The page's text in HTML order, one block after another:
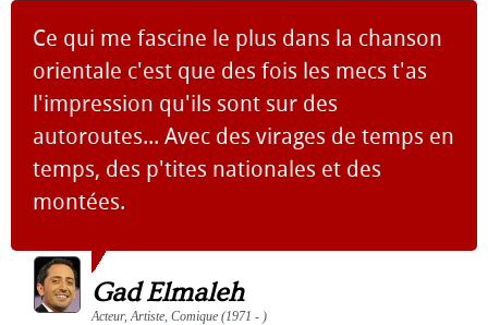
Ce qui me fascine le plus dans la chanson
orientale c'est que des fois les mecs t'as
l'impression qu'ils sont sur des
autoroutes... Avec des virages de temps en
temps, des p'tites nationales et des
montées.
Gad Elmaleh
Acteur, Artiste, Comique (1971 - )